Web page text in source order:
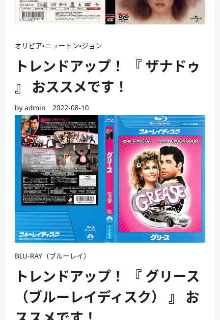
オリビア・ニュートン・ジョン
トレンドアップ！ 『 ザナドゥ
』 おススメです！
by admin 2022-08-10
BLU-RAY（ブルーレイ）
トレンドアップ！ 『 グリース
（ブルーレイディスク） 』 お